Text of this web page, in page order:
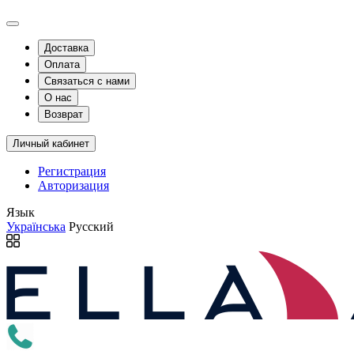
Доставка
Оплата
Связаться с нами
О нас
Возврат
Личный кабинет
Регистрация
Авторизация
Язык
Українська Русский